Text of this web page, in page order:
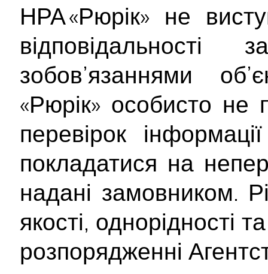
НРА «Рюрік» не
зобов’язаннями
«Рюрік» особисто не
перевірок
покладатися на
надані замовником.
якості, однорідності
розпорядженні